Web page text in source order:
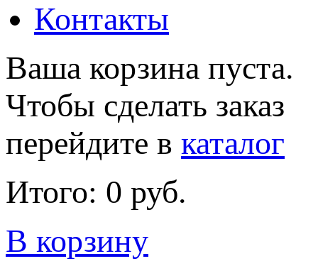
Контакты
Ваша корзина пуста.
Чтобы сделать заказ
перейдите в каталог
Итого: 0 руб.
В корзину